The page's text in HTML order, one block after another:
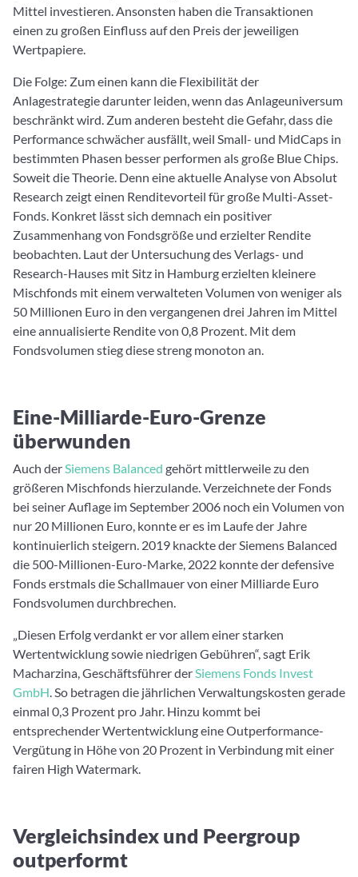
Mittel investieren. Ansonsten haben die Transaktionen
einen zu großen Einfluss auf den Preis der jeweiligen
Wertpapiere.
Die Folge: Zum einen kann die Flexibilität der
Anlagestrategie darunter leiden, wenn das Anlageuniversum
beschränkt wird. Zum anderen besteht die Gefahr, dass die
Performance schwächer ausfällt, weil Small- und MidCaps in
bestimmten Phasen besser performen als große Blue Chips.
Soweit die Theorie. Denn eine aktuelle Analyse von Absolut
Research zeigt einen Renditevorteil für große Multi-Asset-
Fonds. Konkret lässt sich demnach ein positiver
Zusammenhang von Fondsgröße und erzielter Rendite
beobachten. Laut der Untersuchung des Verlags- und
Research-Hauses mit Sitz in Hamburg erzielten kleinere
Mischfonds mit einem verwalteten Volumen von weniger als
50 Millionen Euro in den vergangenen drei Jahren im Mittel
eine annualisierte Rendite von 0,8 Prozent. Mit dem
Fondsvolumen stieg diese streng monoton an.
Eine-Milliarde-Euro-Grenze
überwunden
Auch derSiemens Balanced gehört mittlerweile zu den
größeren Mischfonds hierzulande. Verzeichnete der Fonds
bei seiner Auflage im September 2006 noch ein Volumen von
nur 20 Millionen Euro, konnte er es im Laufe der Jahre
kontinuierlich steigern. 2019 knackte der Siemens Balanced
die 500-Millionen-Euro-Marke, 2022 konnte der defensive
Fonds erstmals die Schallmauer von einer Milliarde Euro
Fondsvolumen durchbrechen.
„Diesen Erfolg verdankt er vor allem einer starken
Wertentwicklung sowie niedrigen Gebühren“, sagt Erik
Macharzina, Geschäftsführer derSiemens Fonds Invest
GmbH. So betragen die jährlichen Verwaltungskosten gerade
einmal 0,3 Prozent pro Jahr. Hinzu kommt bei
entsprechender Wertentwicklung eine Outperformance-
Vergütung in Höhe von 20 Prozent in Verbindung mit einer
fairen High Watermark.
Vergleichsindex und Peergroup
outperformt